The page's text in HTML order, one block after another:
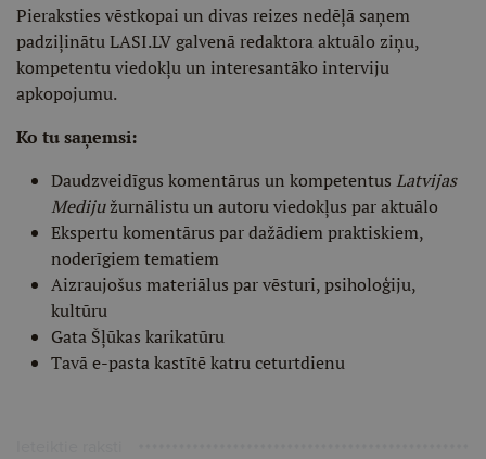
Pieraksties vēstkopai un divas reizes nedēļā saņem
padziļinātu LASI.LV galvenā redaktora aktuālo ziņu,
kompetentu viedokļu un interesantāko interviju
apkopojumu.
Ko tu saņemsi:
Daudzveidīgus komentārus un kompetentus Latvijas
Medijužurnālistu un autoru viedokļus par aktuālo
Ekspertu komentārus par dažādiem praktiskiem,
noderīgiem tematiem
Aizraujošus materiālus par vēsturi, psiholoģiju,
kultūru
Gata Šļūkas karikatūru
Tavā e-pasta kastītē katru ceturtdienu